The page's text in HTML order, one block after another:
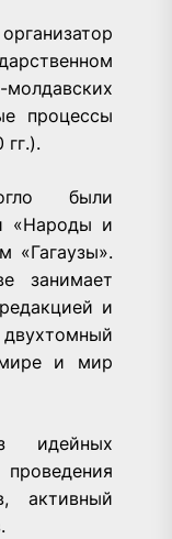
процессы
были
«Народы и
«Гагаузы».
занимает
и
мире и мир
активный